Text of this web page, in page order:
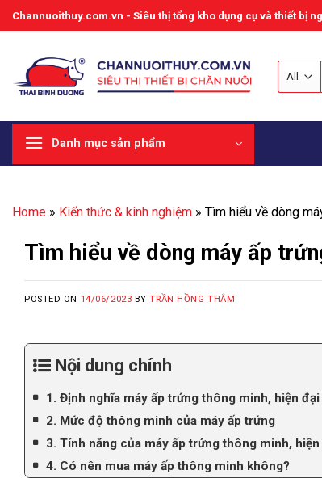
Skip
to
Channuoithuy.com.vn - Siêu thị tổng kho dụng cụ và thiết bị
Danh mục sản phẩm
Home » Kiến thức & kinh nghiệm » Tìm hiểu về dòng
Tìm hiểu về dòng máy ấp
POSTED ON 14/06/2023 BYTRẦN HỒNG THẮM
Nội dung chính
1. Định nghĩa máy ấp trứng thông minh, hiện đại
2. Mức độ thông minh của máy ấp trứng
3. Tính năng của máy ấp trứng thông minh,
4. Có nên mua máy ấp thông minh không?